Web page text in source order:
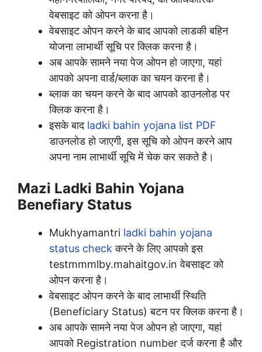
वेबसाइट को ओपन करना है।
वेबसाइट ओपन करने के बाद आपको लाडकी बहिन
योजना लाभार्थी सूचि पर क्लिक करना है।
अब आपके सामने नया पेज ओपन हो जाएगा, यहां
आपको अपना वार्ड/ब्लाक का चयन करना है।
ब्लाक का चयन करने के बाद आपको डाउनलोड पर
क्लिक करना है।
इसके बाद ladki bahin yojana list PDF
डाउनलोड हो जाएगी, इस सूचि को ओपन करने आप
अपना नाम लाभार्थी सूचि में चेक कर सकते है।
Mazi Ladki Bahin Yojana
Benefiary Status
Mukhyamantri ladki bahin yojana
status checkकरने के लिए आपको इस
testmmmlby.mahaitgov.in वेबसाइट को
ओपन करना है।
वेबसाइट ओपन करने के बाद लाभार्थी स्थिति
(Beneficiary Status) बटन पर क्लिक करना है।
अब आपके सामने नया पेज ओपन हो जाएगा, यहां
आपको Registration number दर्ज करना है और